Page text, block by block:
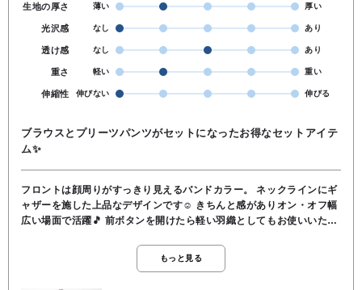
生地の厚さ 薄い 厚い
光沢感 なし あり
透け感 なし あり
重さ 軽い 重い
伸縮性 伸びない 伸びる
ブラウスとプリーツパンツがセットになったお得なセットアイテ
ム✨️
フロントは顔周りがすっきり見えるバンドカラー。 ネックラインにギ
ャザーを施した上品なデザインです☺️ きちんと感がありオン・オフ幅
広い場面で活躍🎵 前ボタンを開けたら軽い羽織としてもお使いいただ
ックシャンな1枚です💡 ​パンツはスカート見えするプリーツ幅を変え
たデザインパンツ。 ウエストがゴム仕様でストレスフリーな穿き心地
もっと見る